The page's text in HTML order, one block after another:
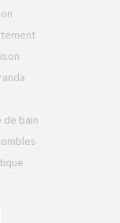
de bain